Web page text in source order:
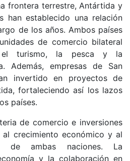
frontera terrestre, Antártida y
han establecido una relación
de los años. Ambos países
de comercio bilateral
el turismo, la pesca y la
Además, empresas de San
invertido en proyectos de
fortaleciendo así los lazos
países.
de comercio e inversiones
crecimiento económico y al
de ambas naciones. La
y la colaboración en